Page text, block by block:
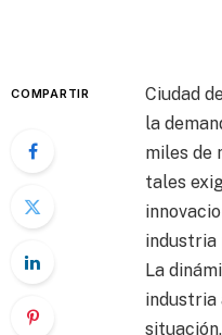
COMPARTIR
Ciudad
la
miles de
tales
industria
La
industria